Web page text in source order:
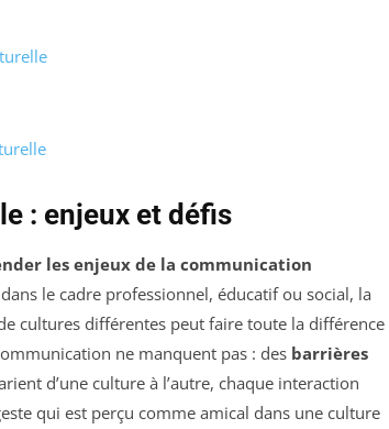
: enjeux et défis
les enjeux de la communication
le cadre professionnel, éducatif ou social, la
cultures différentes peut faire toute la différence
ne manquent pas : des barrières
d’une culture à l’autre, chaque interaction
qui est perçu comme amical dans une culture